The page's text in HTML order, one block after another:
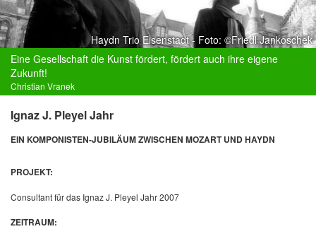
Haydn Trio Eisenstadt - Foto: ©Friedl Jankoschek
Eine Gesellschaft die Kunst fördert, fördert auch ihre eigene
Zukunft!
Christian Vranek
Ignaz J. Pleyel Jahr
EIN KOMPONISTEN-JUBILÄUM ZWISCHEN MOZART UND HAYDN
PROJEKT:
Consultant für das Ignaz J. Pleyel Jahr 2007
ZEITRAUM: